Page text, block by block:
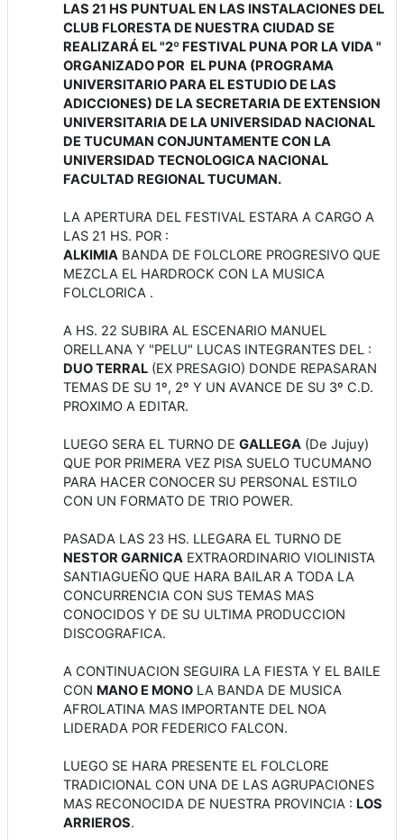
LAS 21 HS PUNTUAL EN LAS INSTALACIONES DEL
CLUB FLORESTA DE NUESTRA CIUDAD SE
REALIZARÁ EL "2º FESTIVAL PUNA POR LA VIDA "
ORGANIZADO POR EL PUNA (PROGRAMA
UNIVERSITARIO PARA EL ESTUDIO DE LAS
ADICCIONES) DE LA SECRETARIA DE EXTENSION
UNIVERSITARIA DE LA UNIVERSIDAD NACIONAL
DE TUCUMAN CONJUNTAMENTE CON LA
UNIVERSIDAD TECNOLOGICA NACIONAL
FACULTAD REGIONAL TUCUMAN.
LA APERTURA DEL FESTIVAL ESTARA A CARGO A
LAS 21 HS. POR :
ALKIMIA BANDA DE FOLCLORE PROGRESIVO QUE
MEZCLA EL HARDROCK CON LA MUSICA
FOLCLORICA .
A HS. 22 SUBIRA AL ESCENARIO MANUEL
ORELLANA Y "PELU" LUCAS INTEGRANTES DEL :
DUO TERRAL (EX PRESAGIO) DONDE REPASARAN
TEMAS DE SU 1º, 2º Y UN AVANCE DE SU 3º C.D.
PROXIMO A EDITAR.
LUEGO SERA EL TURNO DE GALLEGA (De Jujuy)
QUE POR PRIMERA VEZ PISA SUELO TUCUMANO
PARA HACER CONOCER SU PERSONAL ESTILO
CON UN FORMATO DE TRIO POWER.
PASADA LAS 23 HS. LLEGARA EL TURNO DE
NESTOR GARNICA EXTRAORDINARIO VIOLINISTA
SANTIAGUEÑO QUE HARA BAILAR A TODA LA
CONCURRENCIA CON SUS TEMAS MAS
CONOCIDOS Y DE SU ULTIMA PRODUCCION
DISCOGRAFICA.
A CONTINUACION SEGUIRA LA FIESTA Y EL BAILE
CON MANO E MONO LA BANDA DE MUSICA
AFROLATINA MAS IMPORTANTE DEL NOA
LIDERADA POR FEDERICO FALCON.
LUEGO SE HARA PRESENTE EL FOLCLORE
TRADICIONAL CON UNA DE LAS AGRUPACIONES
MAS RECONOCIDA DE NUESTRA PROVINCIA : LOS
ARRIEROS.